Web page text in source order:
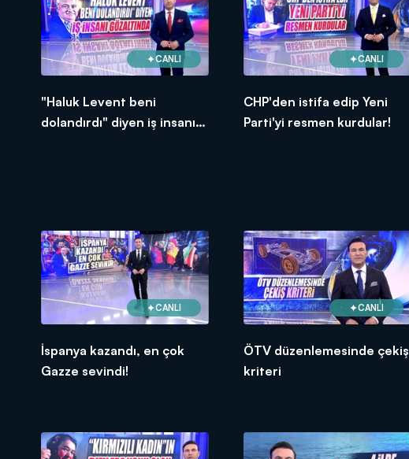
CANLI
"Haluk Levent beni
dolandırdı" diyen iş insanı
CANLI
CHP'den istifa edip Yeni
Parti'yi resmen kurdular!
CANLI
İspanya kazandı, en çok
Gazze sevindi!
CANLI
ÖTV düzenlemesinde çekiş
kriteri